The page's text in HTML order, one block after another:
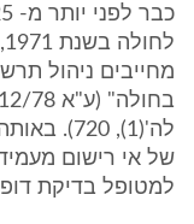
מחייבים ניהול
לה'(1),
של אי רישום
למטופל בדיקת